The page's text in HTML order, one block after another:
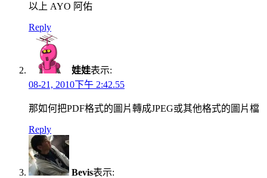
以上 AYO 阿佑
Reply
娃娃表示:
08-21, 2010下午 2:42.55
那如何把PDF格式的圖片轉成JPEG或其他格式的圖片檔
Reply
Bevis表示: